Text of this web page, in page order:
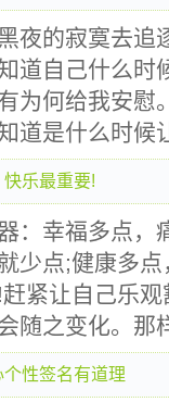
夜的寂寞去追
道自己什么时
为何给我安慰
道是什么时候
乐最重要!
：幸福多点
少点;健康多
紧让自己乐
随之变化。那
性签名有道理